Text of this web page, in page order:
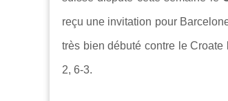
reçu une invitation pour
très bien débuté contre le Croate
2, 6-3.